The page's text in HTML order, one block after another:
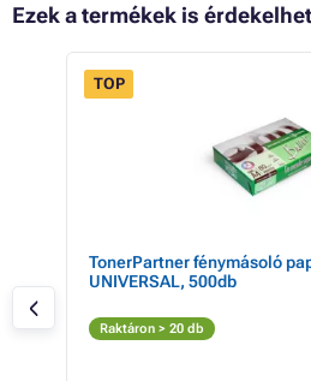
Ezek a termékek is
TOP
TonerPartner fénymásoló
UNIVERSAL, 500db
Raktáron > 20 db